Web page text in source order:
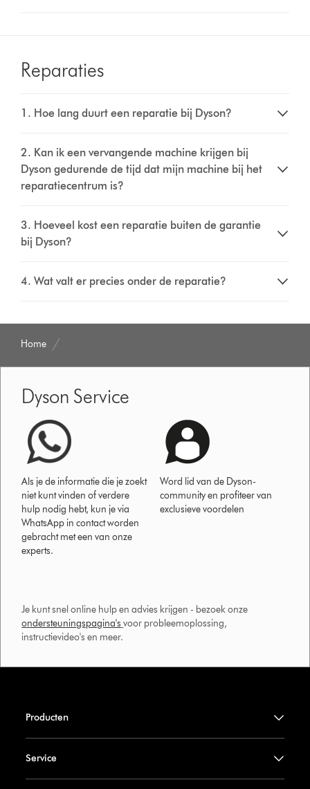
Reparaties
1. Hoe lang duurt een reparatie bij Dyson?​
2. Kan ik een vervangende machine krijgen bij
Dyson gedurende de tijd dat mijn machine bij het
reparatiecentrum is?​
3. Hoeveel kost een reparatie buiten de garantie
bij Dyson?​
4. Wat valt er precies onder de reparatie?​
Home
Dyson Service
Als je de informatie die je zoekt
niet kunt vinden of verdere
hulp nodig hebt, kun je via
WhatsApp in contact worden
gebracht met een van onze
experts.
Word lid van de Dyson-
community en profiteer van
exclusieve voordelen
Je kunt snel online hulp en advies krijgen - bezoek onze
ondersteuningspagina's voor probleemoplossing,
instructievideo's en meer.
Producten
Service